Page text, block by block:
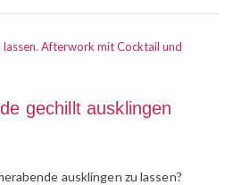
gechillt ausklingen
ausklingen zu lassen?